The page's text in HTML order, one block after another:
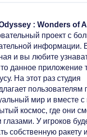
: Wonders of
проект с
информации.
и вы любите
данное приложение
На этот раз студия
пользователям
мир и вместе
космос, где они
У игроков
собственную ракету